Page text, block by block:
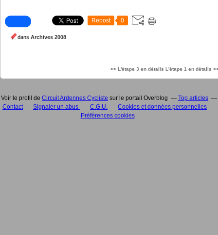
Repost 0
dans Archives 2008
<< L'étape 3 en détails L'étape 1 en détails
Voir le profil de Circuit Ardennes Cycliste sur le portail Overblog
Top articles
Contact
Signaler un abus C.G.U.
Cookies et données personnelles
Préférences cookies